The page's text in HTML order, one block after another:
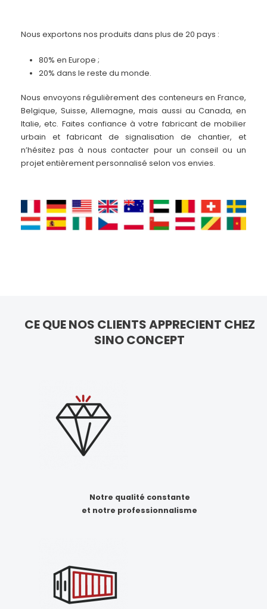
Nous exportons nos produits dans plus de 20 pays :
80% en Europe ;
20% dans le reste du monde.
Nous envoyons régulièrement des conteneurs en France,
Belgique, Suisse, Allemagne, mais aussi au Canada, en
Italie, etc. Faites confiance à votre fabricant de mobilier
urbain et fabricant de signalisation de chantier, et
n’hésitez pas à nous contacter pour un conseil ou un
projet entièrement personnalisé selon vos envies.
CE QUE NOS CLIENTS APPRECIENT CHEZ
SINO CONCEPT
Notre qualité constante
et notre professionnalisme